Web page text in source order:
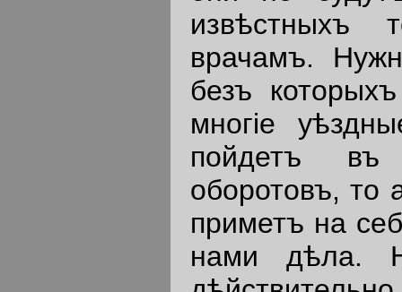
извѣстныхъ
врачамъ.
безъ
многiе
пойдетъ въ
оборотовъ, то
приметъ на
нами дѣла.